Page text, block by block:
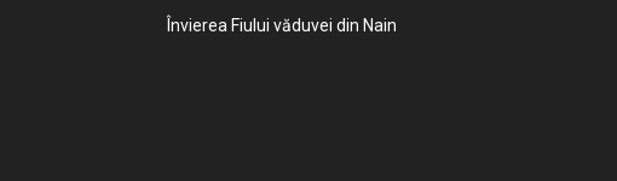
Învierea Fiului văduvei din Nain